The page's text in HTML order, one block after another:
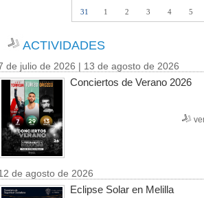
31
1 2 3 4 5
ACTIVIDADES
de julio de 2026 | 13 de agosto de 2026
Conciertos de Verano 2026
de agosto de 2026
Eclipse Solar en Melilla